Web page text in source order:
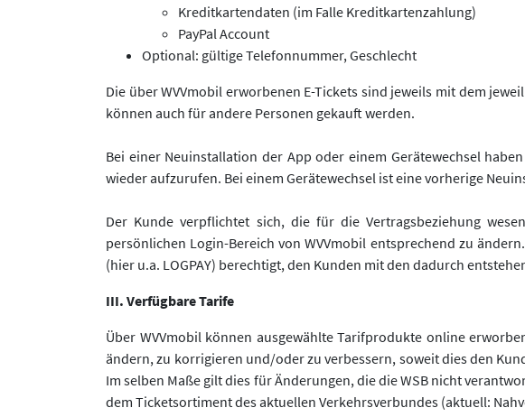
Kreditkartendaten (im Falle Kreditkartenzahlung)
PayPal Account
Optional: gültige Telefonnummer, Geschlecht
Die über WVVmobil erworbenen E-Tickets sind jeweils mit dem
können auch für andere Personen gekauft werden.
Bei einer Neuinstallation der App oder einem Gerätewechsel
wieder aufzurufen. Bei einem Gerätewechsel ist eine vorherige
Der Kunde verpflichtet sich, die für die Vertragsbeziehung
persönlichen Login-Bereich von WVVmobil entsprechend zu
(hier u.a. LOGPAY) berechtigt, den Kunden mit den dadurch
III. Verfügbare Tarife
Über WVVmobil können ausgewählte Tarifprodukte online
ändern, zu korrigieren und/oder zu verbessern, soweit dies den
Im selben Maße gilt dies für Änderungen, die die WSB nicht
dem Ticketsortiment des aktuellen Verkehrsverbundes (aktuell: